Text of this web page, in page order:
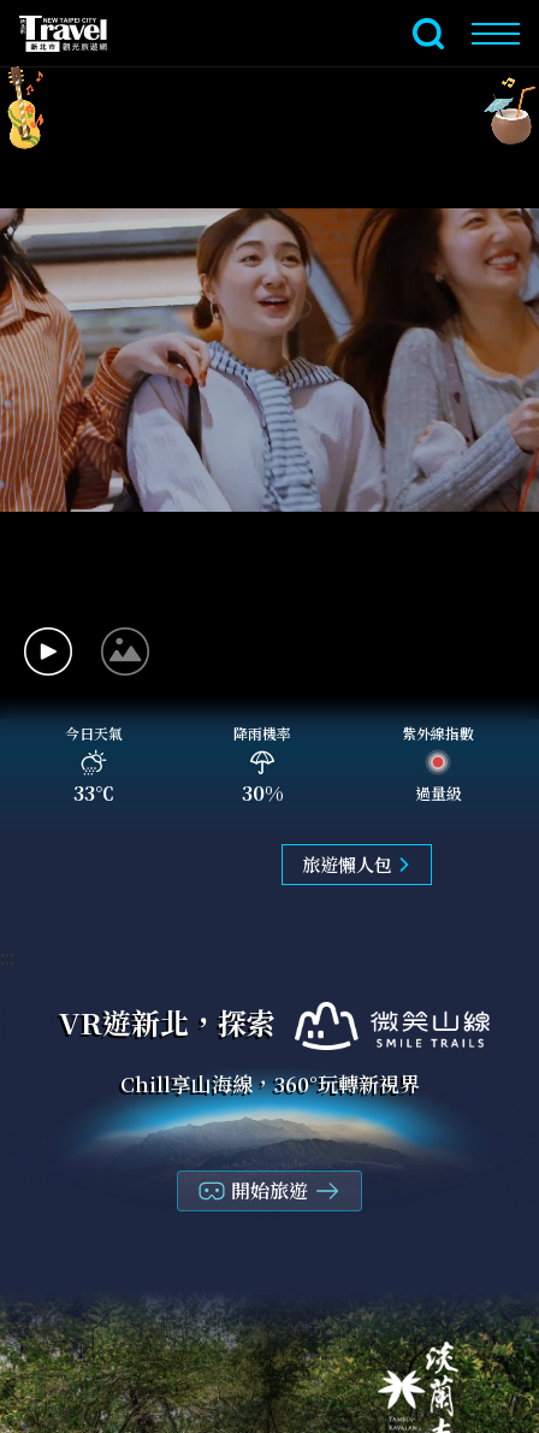
主
要
內
容
塊
全文檢索
鳥瞰都市絢麗光景鳶山璀璨夜景
今日天氣
33℃
降雨機率
30%
紫外線指數
過量級
旅遊懶人包
:::
VR遊新北，探索
Chill享山海線，360°玩轉新視界
開始旅遊